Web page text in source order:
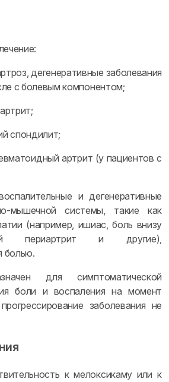
дегенеративные заболевания
с болевым компонентом;
спондилит;
артрит (у пациентов с
и дегенеративные
мышечной системы, такие как
(например, ишиас, боль внизу
периартрит и другие),
болью.
для симптоматической
боли и воспаления на момент
заболевания не
к мелоксикаму или к